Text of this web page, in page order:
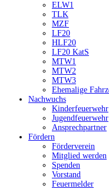
ELW1
TLK
MZF
LF20
HLF20
LF20 KatS
MTW1
MTW2
MTW3
Ehemalige
Nachwuchs
Kinderfeuerwehr
Jugendfeuerwehr
Ansprechpartner
Fördern
Förderverein
Mitglied werden
Spenden
Vorstand
Feuermelder